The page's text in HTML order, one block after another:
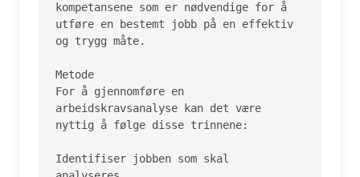
kompetansene som er nødvendige for å
utføre en bestemt jobb på en effektiv
og trygg måte.
Metode
For å gjennomføre en
arbeidskravsanalyse kan det være
nyttig å følge disse trinnene:
Identifiser jobben som skal